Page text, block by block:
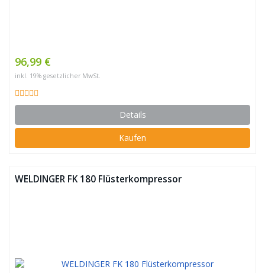
96,99 €
inkl. 19% gesetzlicher MwSt.
Details
Kaufen
WELDINGER FK 180 Flüsterkompressor